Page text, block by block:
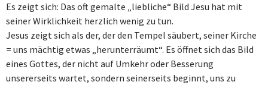
Es zeigt sich: Das oft gemalte „liebliche“ Bild Jesu hat mit
seiner Wirklichkeit herzlich wenig zu tun.
Jesus zeigt sich als der, der den Tempel säubert, seiner Kirche
= uns mächtig etwas „herunterräumt“. Es öffnet sich das Bild
eines Gottes, der nicht auf Umkehr oder Besserung
unsererseits wartet, sondern seinerseits beginnt, uns zu